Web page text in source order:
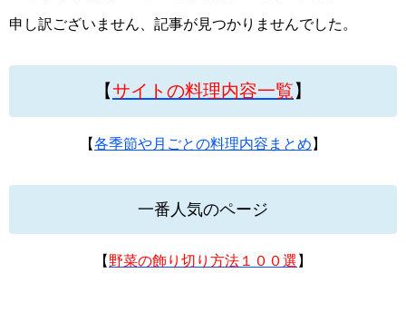
申し訳ございません、記事が見つかりませんでした。
【サイトの料理内容一覧】
【各季節や月ごとの料理内容まとめ 】
一番人気のページ
【 野菜の飾り切り方法１００選 】